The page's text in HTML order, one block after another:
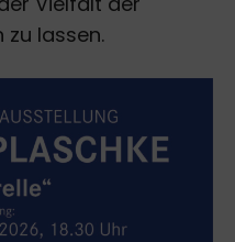
zu lassen.